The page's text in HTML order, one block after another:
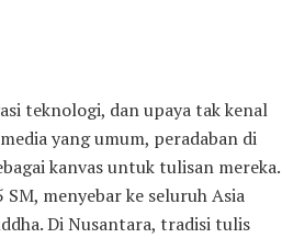
teknologi, dan upaya tak kenal
yang umum, peradaban di
kanvas untuk tulisan mereka.
menyebar ke seluruh Asia
Di Nusantara, tradisi tulis